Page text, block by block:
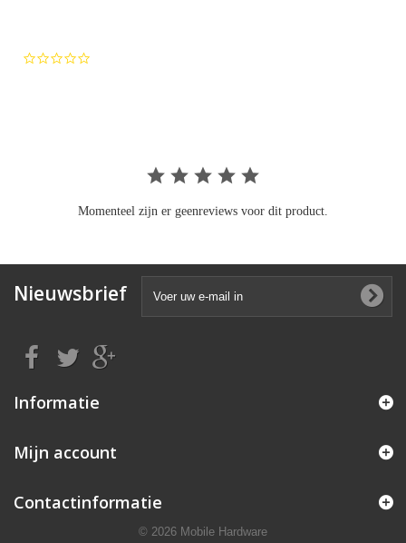
Momenteel zijn er geenreviews voor dit product.
Nieuwsbrief
Informatie
Mijn account
Contactinformatie
© 2026 Mobile Hardware